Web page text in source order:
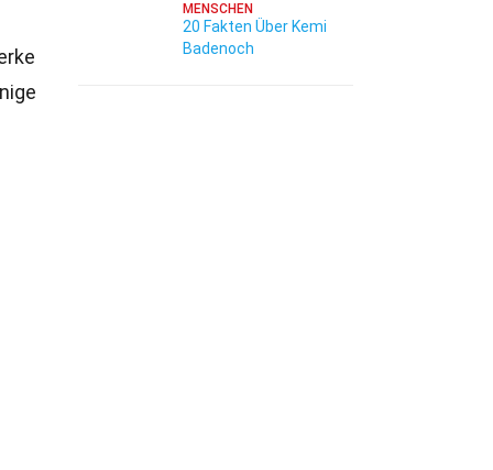
MENSCHEN
20 Fakten Über Kemi
Badenoch